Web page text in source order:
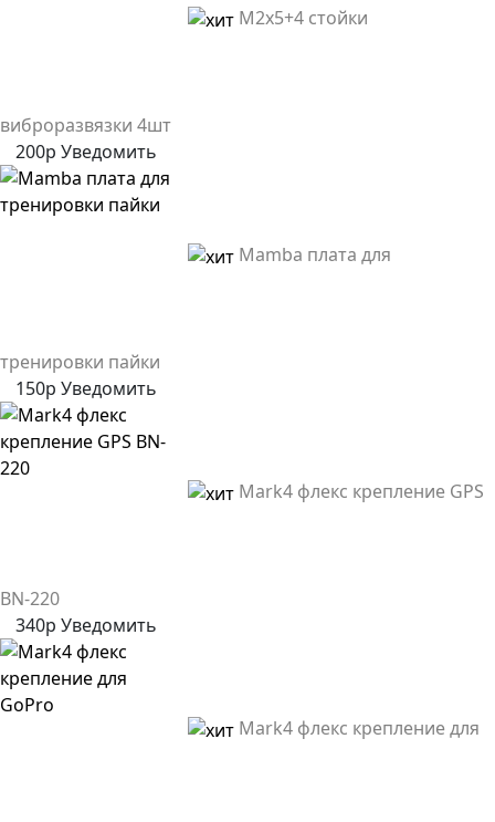
M2x5+4 стойки
виброразвязки 4шт
200р Уведомить
Mamba плата для
тренировки пайки
150р Уведомить
Mark4 флекс крепление GPS
BN-220
340р Уведомить
Mark4 флекс крепление для